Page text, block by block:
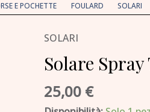
E POCHETTE FOULARD SOLARI
SOLARI
Solare
25,00 €
Solare
Spray
Trasparente
SPF
20